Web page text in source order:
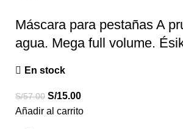
Máscara para pestañas A
agua. Mega full volume.
En stock
S/57.00 S/15.00
Añadir al carrito